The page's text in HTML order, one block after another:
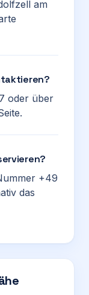
am
oder über
+49
das